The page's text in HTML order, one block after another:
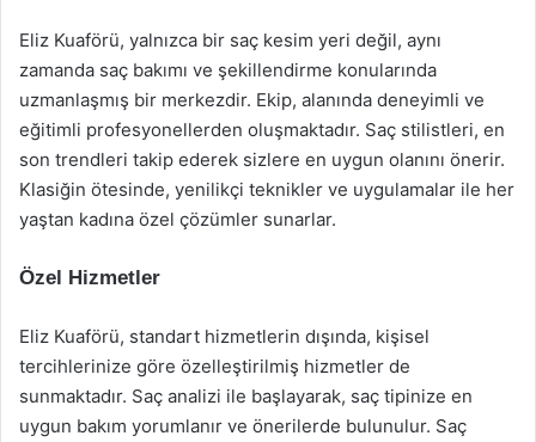
Eliz Kuaförü, yalnızca bir saç kesim yeri değil, aynı
zamanda saç bakımı ve şekillendirme konularında
uzmanlaşmış bir merkezdir. Ekip, alanında deneyimli ve
eğitimli profesyonellerden oluşmaktadır. Saç stilistleri, en
son trendleri takip ederek sizlere en uygun olanını önerir.
Klasiğin ötesinde, yenilikçi teknikler ve uygulamalar ile her
yaştan kadına özel çözümler sunarlar.
Özel Hizmetler
Eliz Kuaförü, standart hizmetlerin dışında, kişisel
tercihlerinize göre özelleştirilmiş hizmetler de
sunmaktadır. Saç analizi ile başlayarak, saç tipinize en
uygun bakım yorumlanır ve önerilerde bulunulur. Saç